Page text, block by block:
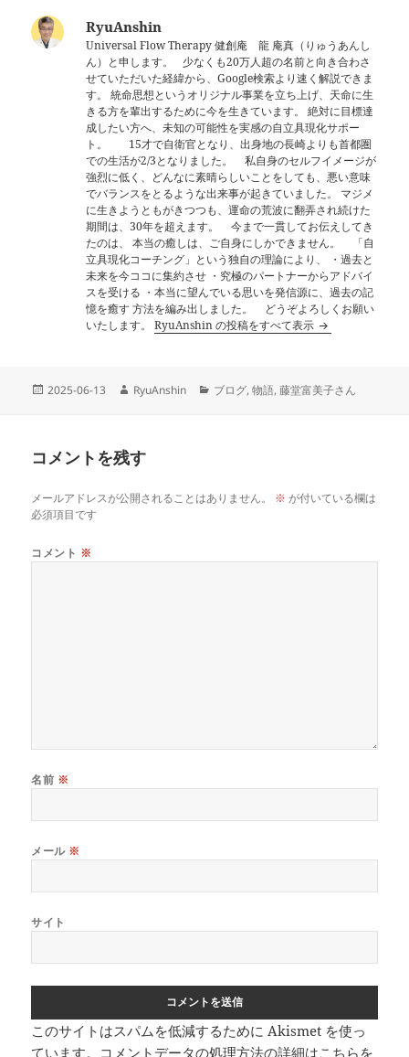
RyuAnshin
Universal Flow Therapy 健創庵 龍 庵真（りゅうあんし
ん）と申します。 少なくも20万人超の名前と向き合わさ
せていただいた経緯から、Google検索より速く解説できま
す。 統命思想というオリジナル事業を立ち上げ、天命に生
きる方を輩出するために今を生きています。 絶対に目標達
成したい方へ、未知の可能性を実感の自立具現化サポー
ト。 15才で自衛官となり、出身地の長崎よりも首都圏
での生活が2/3となりました。 私自身のセルフイメージが
強烈に低く、どんなに素晴らしいことをしても、悪い意味
でバランスをとるような出来事が起きていました。 マジメ
に生きようともがきつつも、運命の荒波に翻弄され続けた
期間は、30年を超えます。 今まで一貫してお伝えしてき
たのは、 本当の癒しは、ご自身にしかできません。 「自
立具現化コーチング」という独自の理論により、 ・過去と
未来を今ココに集約させ ・究極のパートナーからアドバイ
スを受ける ・本当に望んでいる思いを発信源に、過去の記
憶を癒す 方法を編み出しました。 どうぞよろしくお願い
いたします。RyuAnshin の投稿をすべて表示
投
2025-06-13
作
RyuAnshin
カ
ブログ,物語,藤堂富美子さん
コメントを残す
メールアドレスが公開されることはありません。 ※ が付いている欄は
必須項目です
コメント ※
名前 ※
メール ※
サイト
このサイトはスパムを低減するために Akismet を使っ
ています。 コメントデータの処理方法の詳細はこちらを